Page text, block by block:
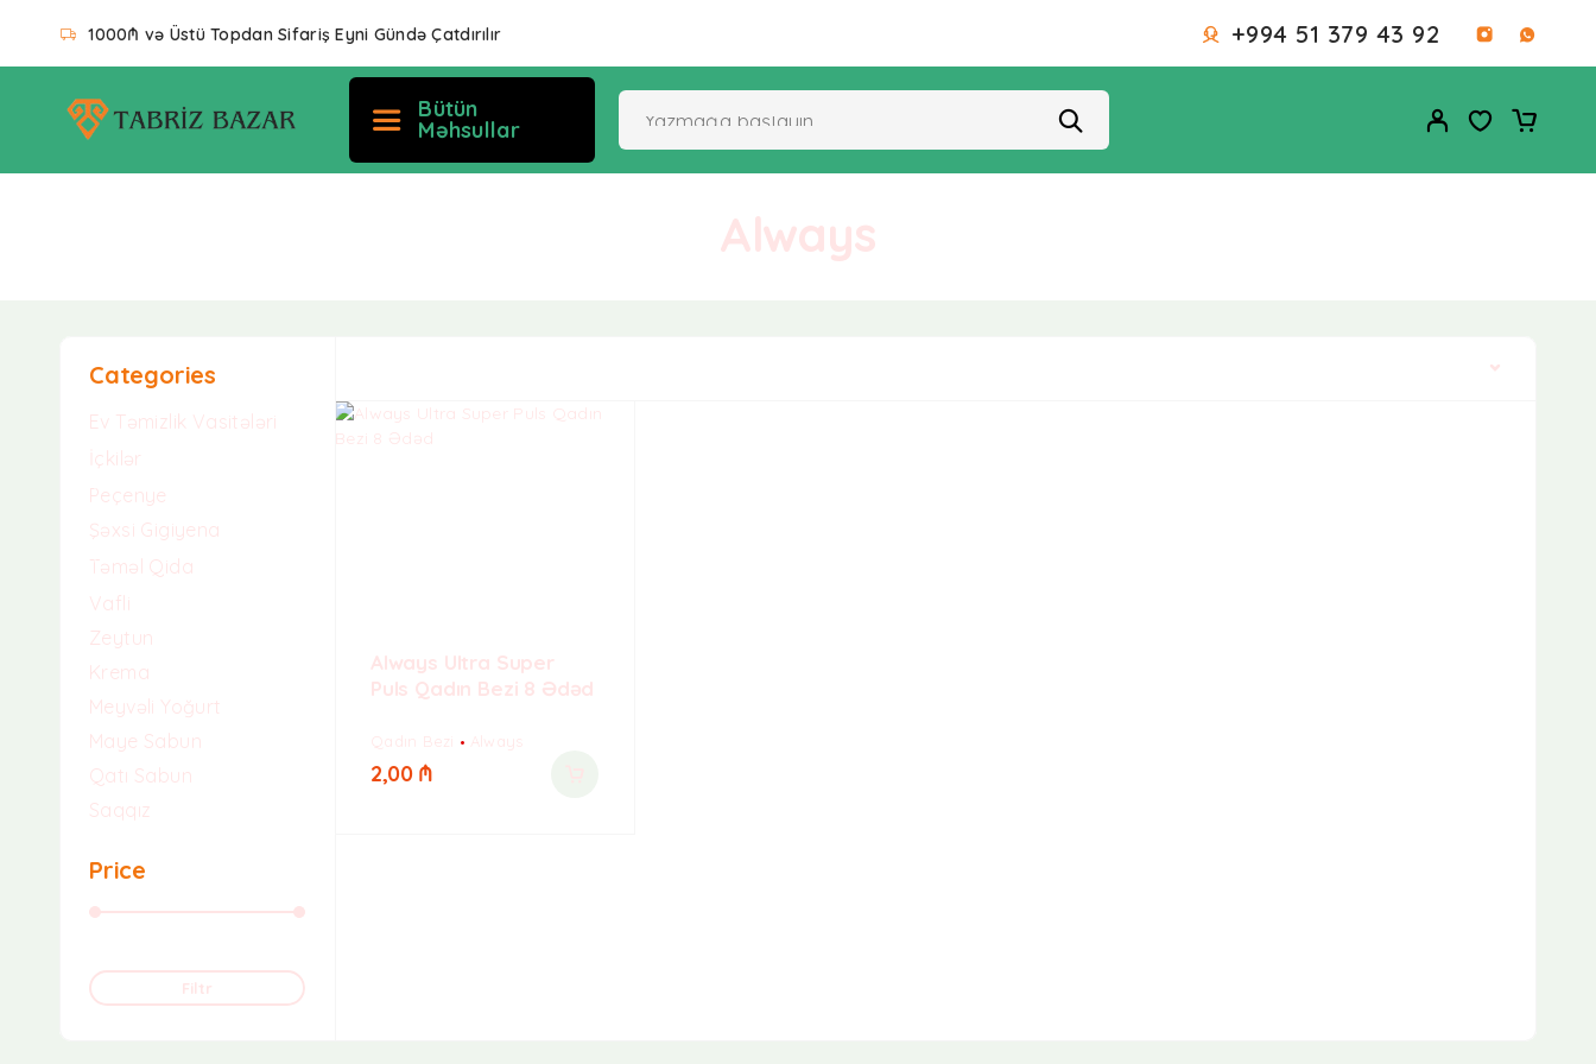
1000₼ və Üstü Topdan Sifariş Eyni Gündə Çatdırılır +994 51 379 43 92
Bütün
Məhsullar
Always
Categories
Ev Təmizlik Vasitələri
İçkilər
Peçenye
Şəxsi Gigiyena
Təməl Qida
Vafli
Zeytun
Krema
Meyvəli Yoğurt
Maye Sabun
Qatı Sabun
Saqqız
Price
Filtr
Always Ultra Super
Puls Qadın Bezi 8 Ədəd
Qadın Bezi Always
2,00 ₼